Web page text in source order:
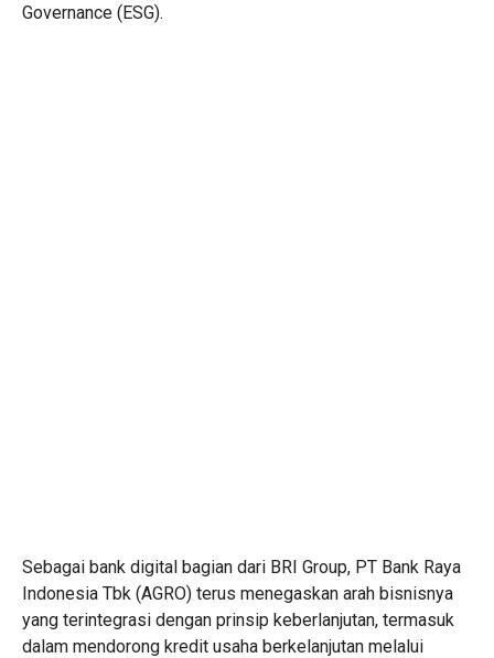
Governance (ESG).
Sebagai bank digital bagian dari BRI Group, PT Bank Raya
Indonesia Tbk (AGRO) terus menegaskan arah bisnisnya
yang terintegrasi dengan prinsip keberlanjutan, termasuk
dalam mendorong kredit usaha berkelanjutan melalui